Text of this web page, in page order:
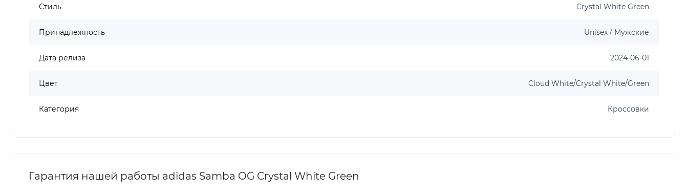
Стиль Crystal White Green
Принадлежность Unisex / Мужские
Дата релиза 2024-06-01
Цвет Cloud White/Crystal White/Green
Категория Кроссовки
Гарантия нашей работы adidas Samba OG Crystal White Green